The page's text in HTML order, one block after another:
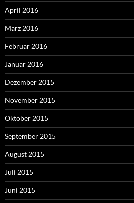
April 2016
März 2016
Februar 2016
Januar 2016
Dezember 2015
November 2015
Oktober 2015
September 2015
August 2015
Juli 2015
Juni 2015